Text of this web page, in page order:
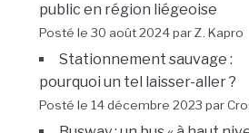
public en région liégeoise
Posté le 30 août 2024 par Z. Kapro
Stationnement sauvage :
pourquoi un tel laisser-aller ?
Posté le 14 décembre 2023 par